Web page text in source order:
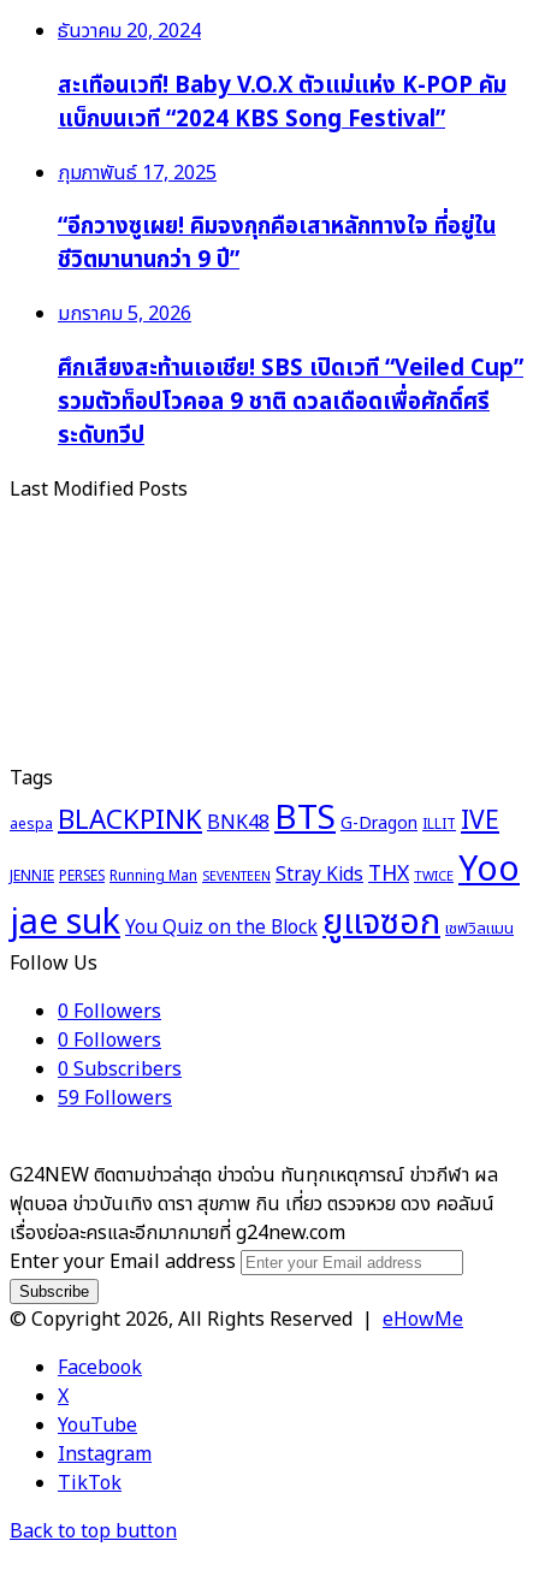
ธันวาคม 20, 2024
สะเทือนเวที! Baby V.O.X ตัวแม่แห่ง K-POP คัม
แบ็กบนเวที “2024 KBS Song Festival”
กุมภาพันธ์ 17, 2025
“อีกวางซูเผย! คิมจงกุกคือเสาหลักทางใจ ที่อยู่ใน
ชีวิตมานานกว่า 9 ปี”
มกราคม 5, 2026
ศึกเสียงสะท้านเอเชีย! SBS เปิดเวที “Veiled Cup”
รวมตัวท็อปโวคอล 9 ชาติ ดวลเดือดเพื่อศักดิ์ศรี
ระดับทวีป
Last Modified Posts
Tags
aespa BLACKPINK BNK48BTSG-Dragon ILLIT IVE
JENNIE PERSES Running Man SEVENTEEN Stray Kids THX TWICE Yoo
jae sukYou Quiz on the Blockยูแจซอก เชฟวิลแมน
Follow Us
0 Followers
0 Followers
0Subscribers
59 Followers
G24NEW ติดตามข่าวล่าสุด ข่าวด่วน ทันทุกเหตุการณ์ ข่าวกีฬา ผล
ฟุตบอล ข่าวบันเทิง ดารา สุขภาพ กิน เที่ยว ตรวจหวย ดวง คอลัมน์
เรื่องย่อละครและอีกมากมายที่ g24new.com
Enter your Email address
© Copyright 2026, All Rights Reserved | eHowMe
Facebook
X
YouTube
Instagram
TikTok
Back to top button